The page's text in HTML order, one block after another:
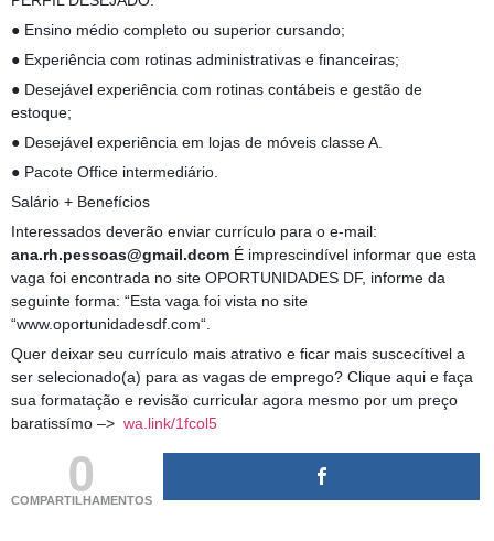
● Ensino médio completo ou superior cursando;
● Experiência com rotinas administrativas e financeiras;
● Desejável experiência com rotinas contábeis e gestão de
estoque;
● Desejável experiência em lojas de móveis classe A.
● Pacote Office intermediário.
Salário + Benefícios
Interessados deverão enviar currículo para o e-mail:
ana.rh.pessoas@gmail.dcom É imprescindível informar que esta
vaga foi encontrada no site OPORTUNIDADES DF, informe da
seguinte forma: “Esta vaga foi vista no site
“www.oportunidadesdf.com“.
Quer deixar seu currículo mais atrativo e ficar mais suscecítivel a
ser selecionado(a) para as vagas de emprego? Clique aqui e faça
sua formatação e revisão curricular agora mesmo por um preço
baratissímo –> wa.link/1fcol5
0
COMPARTILHAMENTOS